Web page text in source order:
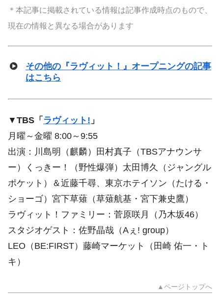
＊本記事に掲載されている情報は記事作成時点のもので、
現在の情報と異なる場合があります
その他の『ラヴィット！』オープニングの記事
はこちら
▼ TBS「 ラヴィット! 」
月曜～金曜 8:00～9:55
出演：川島明（麒麟）田村真子（TBSアナウンサ
ー）くっきー！（野性爆弾）太田博久（ジャングル
ポケット）＆近藤千尋、東京ホテイソン（たける・
ショーゴ）宮下草薙（草薙航基・宮下兼史鷹）
ラヴィット！ファミリー：菅原咲月（乃木坂46）
スタジオゲスト：佐野晶哉（Aぇ! group）
LEO（BE:FIRST）藤崎マーケット（田崎 佑一・ト
キ）
▲ページトップへ